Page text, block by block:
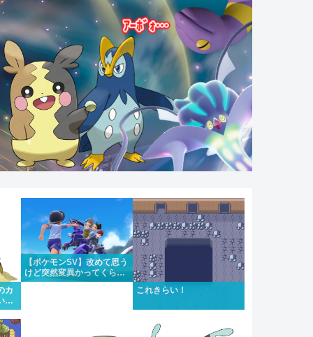
カ
【ポケモンSV】改めて思う
けど突然変異かってくらい
メインストーリーがめちゃ
これきらい！